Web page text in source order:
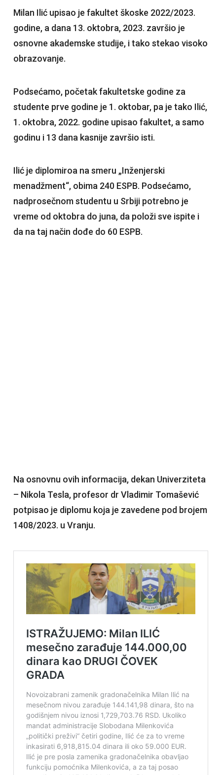
Milan Ilić upisao je fakultet škoske 2022/2023.
godine, a dana 13. oktobra, 2023. završio je
osnovne akademske studije, i tako stekao visoko
obrazovanje.
Podsećamo, početak fakultetske godine za
studente prve godine je 1. oktobar, pa je tako Ilić,
1. oktobra, 2022. godine upisao fakultet, a samo
godinu i 13 dana kasnije završio isti.
Ilić je diplomiroa na smeru „Inženjerski
menadžment“, obima 240 ESPB. Podsećamo,
nadprosečnom studentu u Srbiji potrebno je
vreme od oktobra do juna, da položi sve ispite i
da na taj način dođe do 60 ESPB.
Na osnovnu ovih informacija, dekan Univerziteta
– Nikola Tesla, profesor dr Vladimir Tomašević
potpisao je diplomu koja je zavedene pod brojem
1408/2023. u Vranju.